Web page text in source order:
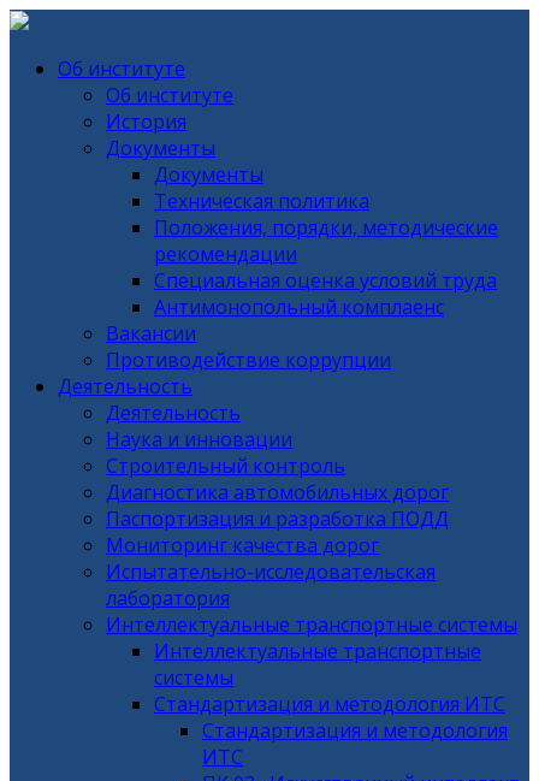
Об институте
Об институте
История
Документы
Документы
Техническая политика
Положения, порядки, методические
рекомендации
Специальная оценка условий труда
Антимонопольный комплаенс
Вакансии
Противодействие коррупции
Деятельность
Деятельность
Наука и инновации
Строительный контроль
Диагностика автомобильных дорог
Паспортизация и разработка ПОДД
Мониторинг качества дорог
Испытательно-исследовательская
лаборатория
Интеллектуальные транспортные системы
Интеллектуальные транспортные
системы
Стандартизация и методология ИТС
Стандартизация и методология
ИТС